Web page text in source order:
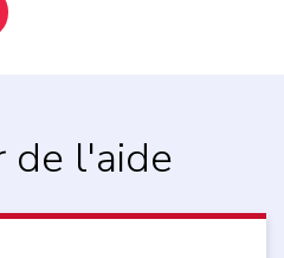
de l'aide